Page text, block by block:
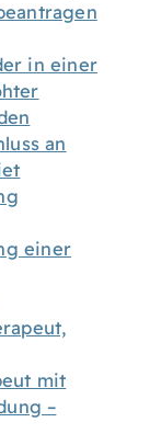
in einer
an
einer
mit
–